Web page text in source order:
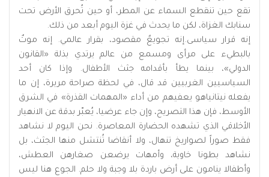
تقع حين تنقطع السماء عن المطر، أو حين تُحرق الأرض تحت
سنابك الغزاة، لكن ما يحدث في غزة اليوم أبعد من ذلك.
إنه قرار سياسى.إنه تجويعٌ مقصود، بقرار عالمي. إنه موتٌ
بالبطيء على مرأى ومسمع من عالم يرتدي بذلة «القانون
الدولي»، بينما يطأ بأقدامه جثث الأطفال. وإذا كان أحد
السياسيين الغربيين قد قال، في لحظة صراحة مريرة، إن ما
يفعله نيتانياهو يعفيهم من أداء «المهمات القذرة» في الشرق
الأوسط، فإن هذا التصريح، وإن جاء عرضيا، يُعبّر بدقة عن الانهيار
الأخلاقي الذي تشهده الحضارة المعاصرة. نحن اليوم لا نشاهد
فقط صوراً لصواريخ تنهال، ولا أنقاضا تُنتشل منها الجثث، بل
نشاهد بطونا خاوية، وأمهات يرضعن صغارهن العطش،
وأطفالا ينامون على أرض باردة بلا وجبة ولا حلم. الجوع هنا ليس